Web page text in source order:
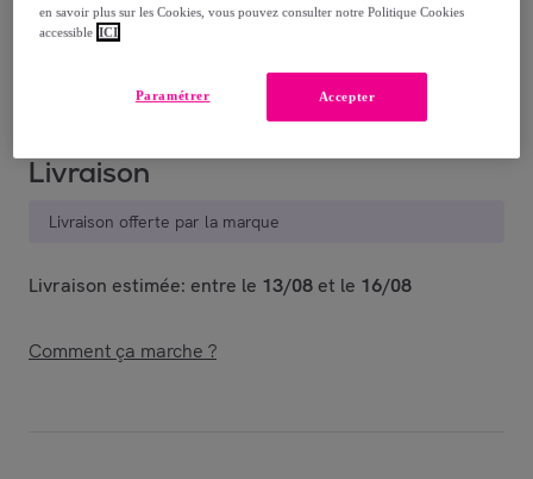
Vendu parBLANC AVENUE
Livraison
Livraison offerte par la marque
Livraison estimée: entre le 13/08 et le 16/08
Comment ça marche ?
en savoir plus sur les Cookies, vous pouvez consulter notre Politique Cookies
accessible ICI
Accepter
Paramétrer